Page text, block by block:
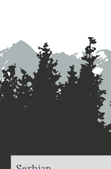
ПД "Вучји Зуб"